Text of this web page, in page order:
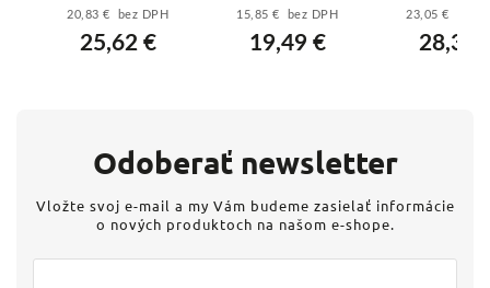
kryte – ETI CS 16
(004773207)
20,83 € bez DPH
25,62 €
kryte (0-1) – ETI
(004773164)
15,85 € bez DPH
19,49 €
25A
23,05 € bez
28,35
Odoberať newsletter
Vložte svoj e-mail a my Vám budeme zasielať informácie
o nových produktoch na našom e-shope.